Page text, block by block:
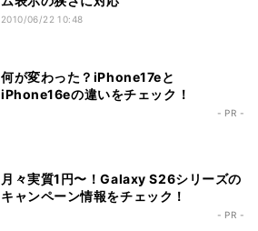
2010/06/22 10:48
何が変わった？iPhone17eと
iPhone16eの違いをチェック！
- PR -
月々実質1円〜！Galaxy S26シリーズの
キャンペーン情報をチェック！
- PR -